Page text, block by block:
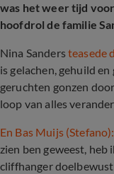
was het weer tijd
hoofdrol de familie
Nina Sanders teasede
is gelachen, gehuild
geruchten gonzen
loop van alles
En Bas Muijs (Stefano):
zien ben geweest, heb
cliffhanger doelbewust